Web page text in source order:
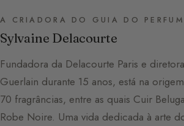
A CRIADORA DO GUIA DO
Sylvaine Delacourte
Fundadora da Delacourte Paris e
Guerlain durante 15 anos, está na
70 fragrâncias, entre as quais Cuir
Robe Noire. Uma vida dedicada à arte